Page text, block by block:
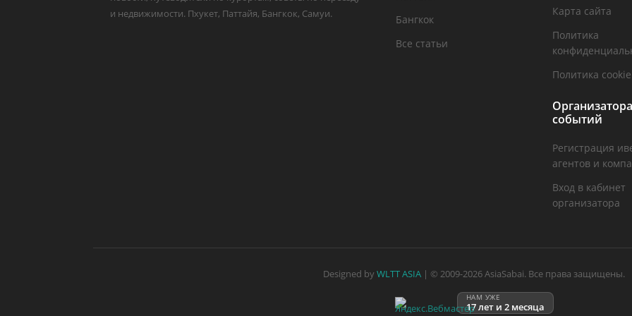
и недвижимости. Пхукет, Паттайя, Бангкок, Самуи.
Бангкок
Все статьи
Карта сайта
Политика
Политика cookie
событий
Регистрация
агентов и
Вход в кабинет
организатора
Designed by WLTT ASIA | © 2009-2026 AsiaSabai. Все права защищены.
НАМ УЖЕ
17 лет и 2 месяца